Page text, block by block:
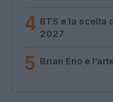
4 BTS e la scelta
2027
5 Brian Eno e